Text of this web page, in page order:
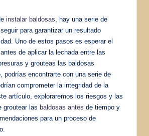
instalar baldosas , hay una serie de
para garantizar un resultado
Uno de estos pasos es esperar el
de aplicar la lechada entre las
y grouteas las baldosas
podrías encontrarte con una serie de
comprometer la integridad de la
artículo, exploraremos los riesgos y las
groutear las baldosas antes de tiempo y
para un proceso de